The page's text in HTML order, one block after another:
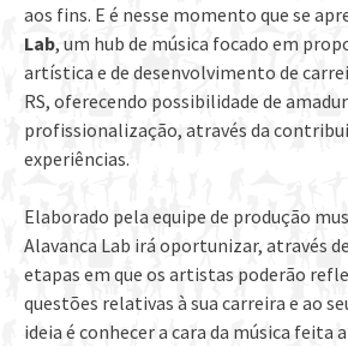
aos fins. E é nesse momento que se
Lab, um hub de música focado em
artística e de desenvolvimento de
RS, oferecendo possibilidade de
profissionalização, através da
experiências.
Elaborado pela equipe de produção
Alavanca Lab irá oportunizar, através
etapas em que os artistas poderão
questões relativas à sua carreira e ao
ideia é conhecer a cara da música